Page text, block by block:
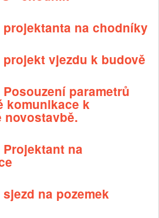
projektanta na chodníky
vjezdu k budově
parametrů
komunikace k
novostavbě.
na
na pozemek